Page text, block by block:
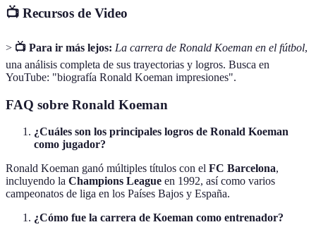
📺 Recursos de Video
> 📺 Para ir más lejos: La carrera de Ronald Koeman en el fútbol,
una análisis completa de sus trayectorias y logros. Busca en
YouTube: "biografía Ronald Koeman impresiones".
FAQ sobre Ronald Koeman
¿Cuáles son los principales logros de Ronald Koeman
como jugador?
Ronald Koeman ganó múltiples títulos con el FC Barcelona,
incluyendo la Champions League en 1992, así como varios
campeonatos de liga en los Países Bajos y España.
¿Cómo fue la carrera de Koeman como entrenador?